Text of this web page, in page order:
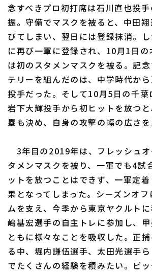
念すべきプロ初打席は石川直也投
振。守備でマスクを被ると、中田
びてしまい、翌日には登録抹消。
に再び一軍に登録され、10月1日の
は初のスタメンマスクを被る。記
テリーを組んだのは、中学時代か
投手だった。そして10月5日の千葉
岩下大輝投手から初ヒットを放つ
塁も決め、自身の攻撃の幅の広さを
3年目の2019年は、フレッシュオ
タメンマスクを被り、一軍でも4試
ットを放つことはできず、一軍定
果となってしまった。シーズンオフ
ムを支え、今季から東京ヤクルト
嶋基宏選手の自主トレに参加し、
ともに様々なことを吸収した。正
る中、堀内謙伍選手、太田光選手
でたくさんの経験を積みたい。ピ